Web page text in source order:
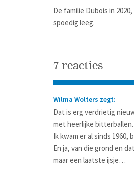
De familie Dubois in
spoedig leeg.
7 reacties
Wilma Wolters zegt:
Dat is erg verdrietig
met heerlijke bitterballen.
Ik kwam er al sinds
En ja, van die grond en
maar een laatste ijsje…